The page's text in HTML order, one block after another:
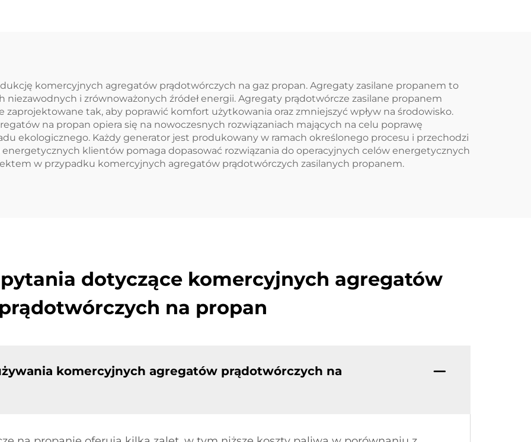
komercyjnych agregatów prądotwórczych na gaz propan. Agregaty zasilane propanem to
niezawodnych i zrównoważonych źródeł energii. Agregaty prądotwórcze zasilane propanem
tak, aby poprawić komfort użytkowania oraz zmniejszyć wpływ na środowisko.
na propan opiera się na nowoczesnych rozwiązaniach mających na celu poprawę
ekologicznego. Każdy generator jest produkowany w ramach określonego procesu i przechodzi
klientów pomaga dopasować rozwiązania do operacyjnych celów energetycznych
w przypadku komercyjnych agregatów prądotwórczych zasilanych propanem.
dotyczące komercyjnych agregatów
prądotwórczych na propan
komercyjnych agregatów prądotwórczych na